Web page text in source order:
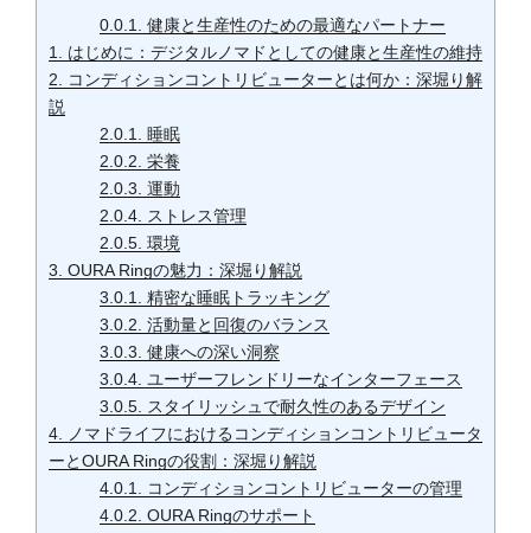
0.0.1.
健康と生産性のための最適なパートナー
1.
はじめに：デジタルノマドとしての健康と生産性の維持
2.
コンディションコントリビューターとは何か：深堀り解
説
2.0.1.
睡眠
2.0.2. 栄養
2.0.3. 運動
2.0.4.
ストレス管理
2.0.5. 環境
3. OURA Ringの魅力：深堀り解説
3.0.1.
精密な睡眠トラッキング
3.0.2. 活動量と回復のバランス
3.0.3. 健康への深い洞察
3.0.4. ユーザーフレンドリーなインターフェース
3.0.5.
スタイリッシュで耐久性のあるデザイン
4.
ノマドライフにおけるコンディションコントリビュータ
ーとOURA Ringの役割：深堀り解説
4.0.1.
コンディションコントリビューターの管理
4.0.2. OURA Ringのサポート